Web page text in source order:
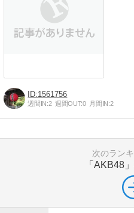
1561756
週間IN:2 週間OUT:0 月間IN:2
次のラン
「AKB48」